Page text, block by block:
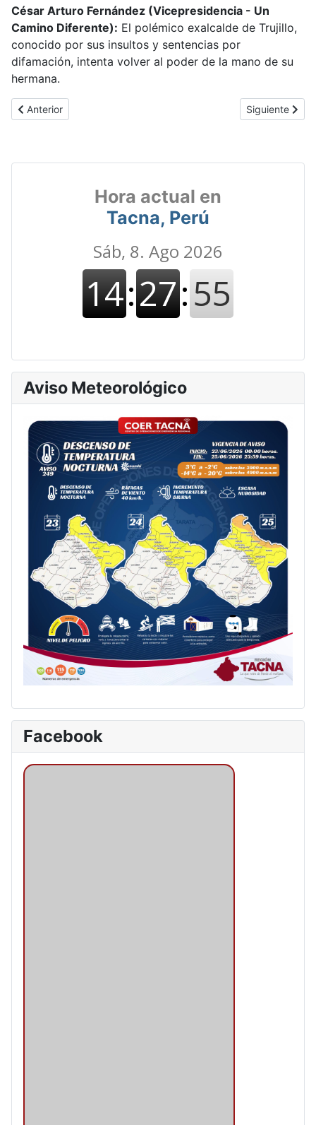
César Arturo Fernández (Vicepresidencia - Un
Camino Diferente): El polémico exalcalde de Trujillo,
conocido por sus insultos y sentencias por
difamación, intenta volver al poder de la mano de su
hermana.
Artículo anterior: Elecciones 2026: JEE abre proceso
Anterior Artículo
Siguiente
Hora actual en
Tacna, Perú
Aviso Meteorológico
Facebook